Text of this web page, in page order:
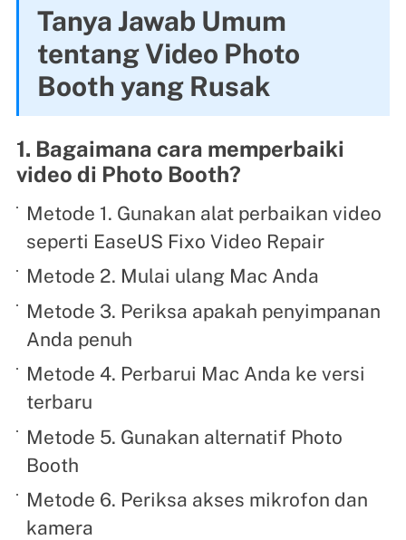
Tanya Jawab Umum
tentang Video Photo
Booth yang Rusak
1. Bagaimana cara memperbaiki
video di Photo Booth?
Metode 1. Gunakan alat perbaikan video
seperti EaseUS Fixo Video Repair
Metode 2. Mulai ulang Mac Anda
Metode 3. Periksa apakah penyimpanan
Anda penuh
Metode 4. Perbarui Mac Anda ke versi
terbaru
Metode 5. Gunakan alternatif Photo
Booth
Metode 6. Periksa akses mikrofon dan
kamera